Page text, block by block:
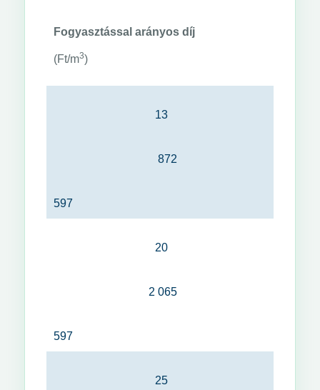
Fogyasztással arányos díj
(Ft/m3)
13
872
597
20
2 065
597
25